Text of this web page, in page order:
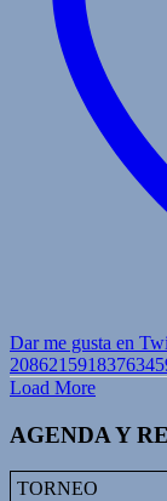
Dar me gusta en
Load More
AGENDA Y
TORNEO